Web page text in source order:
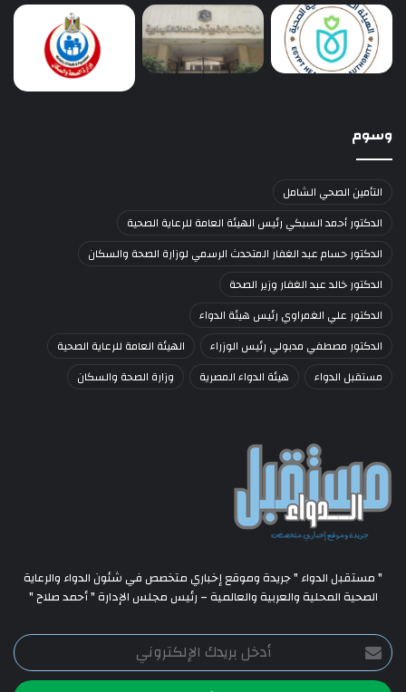
وسوم
التأمين الصحي الشامل
الدكتور أحمد السبكي رئيس الهيئة العامة للرعاية الصحية
الدكتور حسام عبد الغفار المتحدث الرسمي لوزارة الصحة والسكان
الدكتور خالد عبد الغفار وزير الصحة
الدكتور علي الغمراوي رئيس هيئة الدواء
الدكتور مصطفي مدبولي رئيس الوزراء
الهيئة العامة للرعاية الصحية
مستقبل الدواء
هيئة الدواء المصرية وزارة الصحة والسكان
" مستقبل الدواء " جريدة وموقع إخباري متخصص في شئون الدواء والرعاية
الصحية المحلية والعربية والعالمية – رئيس مجلس الإدارة " أحمد صلاح "
أدخل
بريدك
الإلكتروني